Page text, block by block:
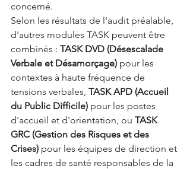
concerné.
Selon les résultats de l'audit préalable,
d'autres modules TASK peuvent être
combinés : TASK DVD (Désescalade
Verbale et Désamorçage) pour les
contextes à haute fréquence de
tensions verbales, TASK APD (Accueil
du Public Difficile) pour les postes
d'accueil et d'orientation, ou TASK
GRC (Gestion des Risques et des
Crises) pour les équipes de direction et
les cadres de santé responsables de la